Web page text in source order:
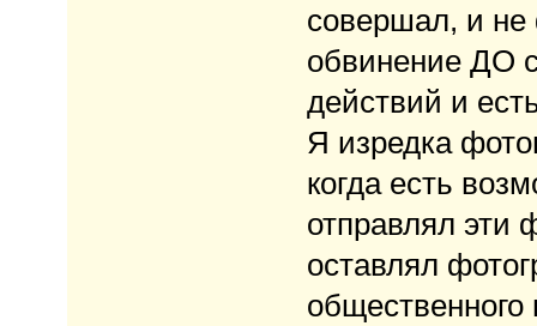
совершал, и не
обвинение ДО
действий и
Я изредка
когда есть
отправлял эти
оставлял